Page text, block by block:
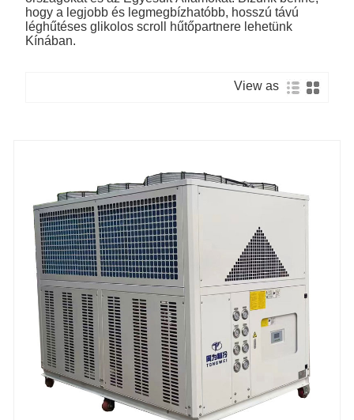
hogy a legjobb és legmegbízhatóbb, hosszú távú
léghűtéses glikolos scroll hűtőpartnere lehetünk
Kínában.
View as